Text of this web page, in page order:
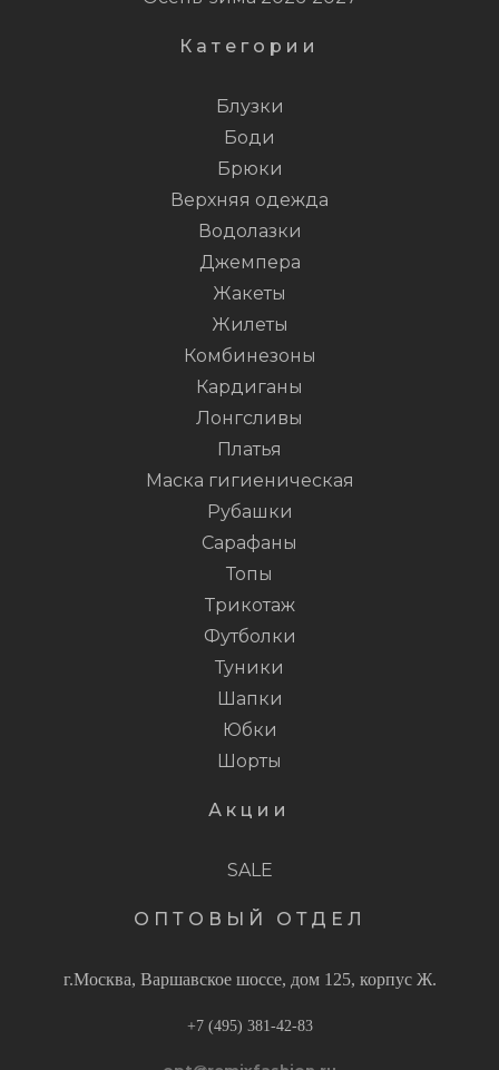
Категории
Блузки
Боди
Брюки
Верхняя одежда
Водолазки
Джемпера
Жакеты
Жилеты
Комбинезоны
Кардиганы
Лонгсливы
Платья
Маска гигиеническая
Рубашки
Сарафаны
Топы
Трикотаж
Футболки
Туники
Шапки
Юбки
Шорты
Акции
SALE
ОПТОВЫЙ ОТДЕЛ
г.Москва, Варшавское шоссе, дом 125, корпус Ж.
+7 (495) 381-42-83